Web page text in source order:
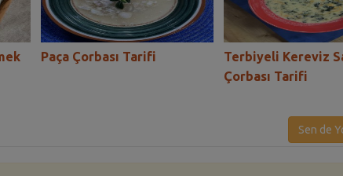
Paça Çorbası Tarifi
Terbiyeli Kereviz
Çorbası Tarifi
Sen de